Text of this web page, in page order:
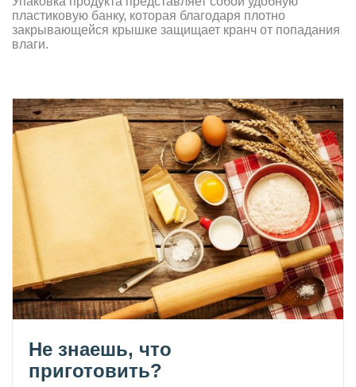
пластиковую банку, которая благодаря плотно
закрывающейся крышке защищает кранч от попадания
влаги.
Не знаешь, что
приготовить?